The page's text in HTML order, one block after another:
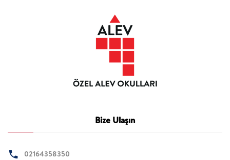
Bize Ulaşın
02164358350